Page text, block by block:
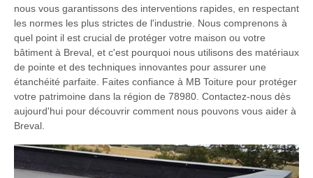
nous vous garantissons des interventions rapides, en respectant
les normes les plus strictes de l'industrie. Nous comprenons à
quel point il est crucial de protéger votre maison ou votre
bâtiment à Breval, et c'est pourquoi nous utilisons des matériaux
de pointe et des techniques innovantes pour assurer une
étanchéité parfaite. Faites confiance à MB Toiture pour protéger
votre patrimoine dans la région de 78980. Contactez-nous dès
aujourd'hui pour découvrir comment nous pouvons vous aider à
Breval.